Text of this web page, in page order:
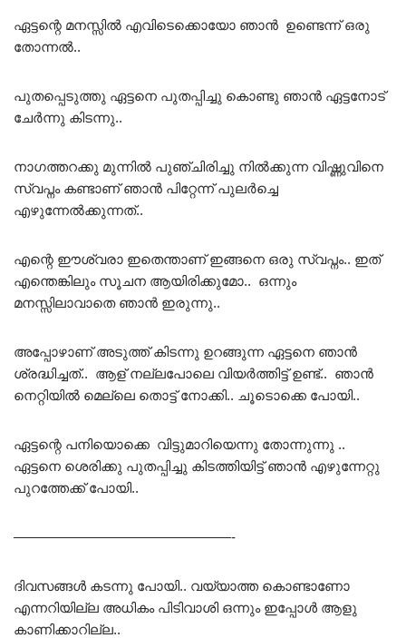
ഏട്ടന്റെ മനസ്സിൽ എവിടെക്കൊയോ ഞാൻ ഉണ്ടെന്ന് ഒരു
തോന്നൽ..
പുതപ്പെടുത്തു ഏട്ടനെ പുതപ്പിച്ചു കൊണ്ടു ഞാൻ ഏട്ടനോട്
ചേർന്നു കിടന്നു..
നാഗത്തറക്കു മുന്നിൽ പുഞ്ചിരിച്ചു നിൽക്കുന്ന വിഷ്ണുവിനെ
സ്വപ്നം കണ്ടാണ് ഞാൻ പിറ്റേന്ന് പുലർച്ചെ
എഴുന്നേൽക്കുന്നത്..
എന്റെ ഈശ്വരാ ഇതെന്താണ് ഇങ്ങനെ ഒരു സ്വപ്നം.. ഇത്
എന്തെങ്കിലും സൂചന ആയിരിക്കുമോ.. ഒന്നും
മനസ്സിലാവാതെ ഞാൻ ഇരുന്നു..
അപ്പോഴാണ് അടുത്ത് കിടന്നു ഉറങ്ങുന്ന ഏട്ടനെ ഞാൻ
ശ്രദ്ധിച്ചത്.. ആള് നല്ലപോലെ വിയർത്തിട്ട് ഉണ്ട്.. ഞാൻ
നെറ്റിയിൽ മെല്ലെ തൊട്ട് നോക്കി.. ചൂടൊക്കെ പോയി..
ഏട്ടന്റെ പനിയൊക്കെ വിട്ടുമാറിയെന്നു തോന്നുന്നു ..
ഏട്ടനെ ശെരിക്കു പുതപ്പിച്ചു കിടത്തിയിട്ട് ഞാൻ എഴുന്നേറ്റു
പുറത്തേക്ക് പോയി..
————————————————-
ദിവസങ്ങൾ കടന്നു പോയി.. വയ്യാത്ത കൊണ്ടാണോ
എന്നറിയില്ല അധികം പിടിവാശി ഒന്നും ഇപ്പോൾ ആളു
കാണിക്കാറില്ല..